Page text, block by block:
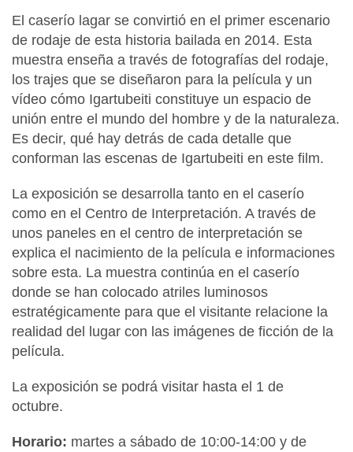
El caserío lagar se convirtió en el primer escenario
de rodaje de esta historia bailada en 2014. Esta
muestra enseña a través de fotografías del rodaje,
los trajes que se diseñaron para la película y un
vídeo cómo Igartubeiti constituye un espacio de
unión entre el mundo del hombre y de la naturaleza.
Es decir, qué hay detrás de cada detalle que
conforman las escenas de Igartubeiti en este film.
La exposición se desarrolla tanto en el caserío
como en el Centro de Interpretación. A través de
unos paneles en el centro de interpretación se
explica el nacimiento de la película e informaciones
sobre esta. La muestra continúa en el caserío
donde se han colocado atriles luminosos
estratégicamente para que el visitante relacione la
realidad del lugar con las imágenes de ficción de la
película.
La exposición se podrá visitar hasta el 1 de
octubre.
Horario: martes a sábado de 10:00-14:00 y de